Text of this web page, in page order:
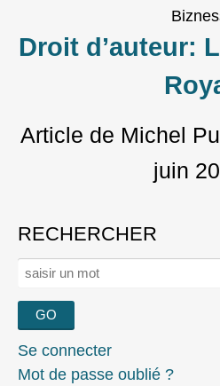
Droit d’auteur:
Article de Michel
juin
RECHERCHER
Rechercher :
Se connecter
Mot de passe oublié ?